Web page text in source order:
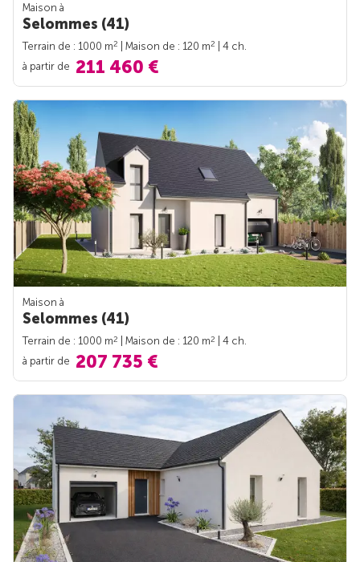
Maison à
Selommes (41)
Terrain de : 1000 m2 | Maison de : 120 m2
| 4 ch.
à partir de 211 460 €
Maison à
Selommes (41)
Terrain de : 1000 m2 | Maison de : 120 m2
| 4 ch.
à partir de 207 735 €